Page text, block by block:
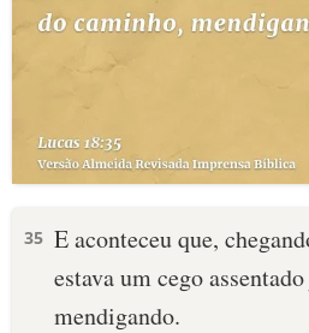
35 E aconteceu que,
estava um cego
mendigando.